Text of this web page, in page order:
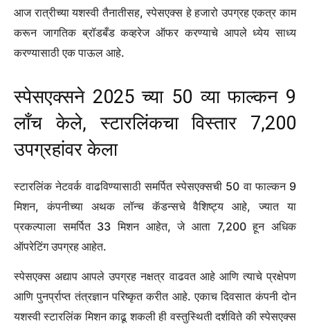
दरम्यान, रॉकेटच्या वरच्या टप्प्यात आपला प्रवास सुरू ठेवला, 23
स्टारलिंक उपग्रहांना कमी पृथ्वीच्या कक्षे (लिओ) कडे नेले. लिफ्टऑफच्या
सुमारे 65 मिनिटांनंतर उपग्रह सोडण्यात आले, सामील झाले-किंवा अधिक
योग्यरित्या, सभोवताल-स्टारलिंक अंतराळ यानाचे सतत वाढणारे नक्षत्र.
आज रात्रीच्या यशस्वी तैनातीसह, स्पेसएक्स हे हजारो उपग्रह एकत्र काम
करून जागतिक ब्रॉडबँड कव्हरेज ऑफर करण्याचे आपले ध्येय साध्य